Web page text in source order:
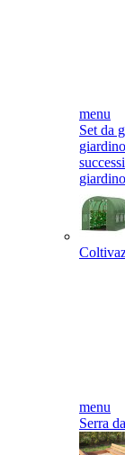
menu
Set da
giardino
giardino
menu
Serra